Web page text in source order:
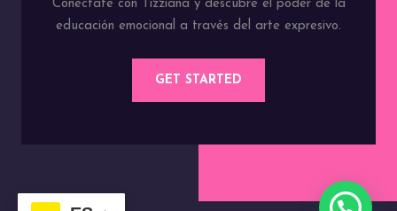
Conéctate con Tizziana y descubre el poder de la
educación emocional a través del arte expresivo.
GET STARTED